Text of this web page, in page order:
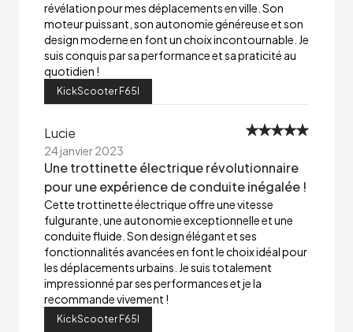
révélation pour mes déplacements en ville. Son
moteur puissant, son autonomie généreuse et son
design moderne en font un choix incontournable. Je
suis conquis par sa performance et sa praticité au
quotidien !
KickScooter F65I
Lucie
24 janvier 2023
Une trottinette électrique révolutionnaire
pour une expérience de conduite inégalée !
Cette trottinette électrique offre une vitesse
fulgurante, une autonomie exceptionnelle et une
conduite fluide. Son design élégant et ses
fonctionnalités avancées en font le choix idéal pour
les déplacements urbains. Je suis totalement
impressionné par ses performances et je la
recommande vivement !
KickScooter F65I